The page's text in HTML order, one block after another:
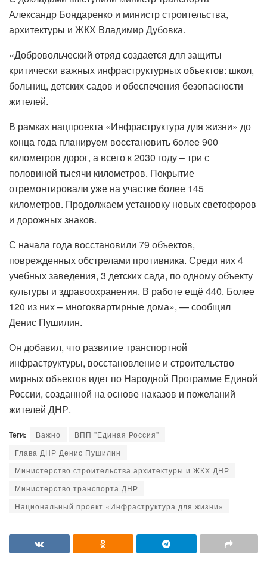
Александр Бондаренко и министр строительства,
архитектуры и ЖКХ Владимир Дубовка.
«Добровольческий отряд создается для защиты
критически важных инфраструктурных объектов: школ,
больниц, детских садов и обеспечения безопасности
жителей.
В рамках нацпроекта «Инфраструктура для жизни» до
конца года планируем восстановить более 900
километров дорог, а всего к 2030 году – три с
половиной тысячи километров. Покрытие
отремонтировали уже на участке более 145
километров. Продолжаем установку новых светофоров
и дорожных знаков.
С начала года восстановили 79 объектов,
поврежденных обстрелами противника. Среди них 4
учебных заведения, 3 детских сада, по одному объекту
культуры и здравоохранения. В работе ещё 440. Более
120 из них – многоквартирные дома», — сообщил
Денис Пушилин.
Он добавил, что развитие транспортной
инфраструктуры, восстановление и строительство
мирных объектов идет по Народной Программе Единой
России, созданной на основе наказов и пожеланий
жителей ДНР.
Теги: Важно
ВПП "Единая Россия"
Глава ДНР Денис Пушилин
Министерство строительства архитектуры и ЖКХ ДНР
Министерство транспорта ДНР
Национальный проект «Инфраструктура для жизни»